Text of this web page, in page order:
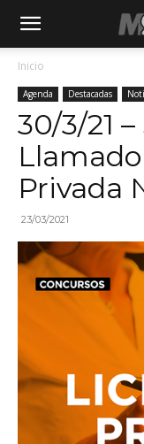
Inicio
Agenda Destacadas
30/3/21
Privada
23/03/2021